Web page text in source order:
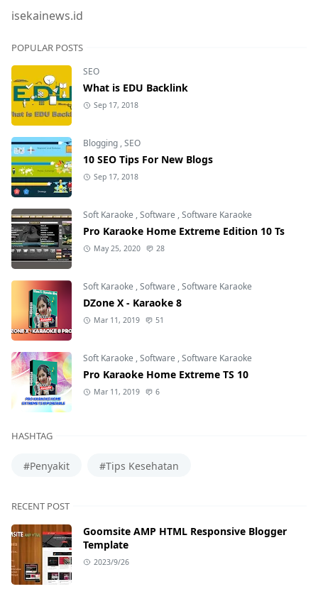
isekainews.id
POPULAR POSTS
SEO
What is EDU Backlink
Sep 17, 2018
Blogging ,SEO
10 SEO Tips For New Blogs
Sep 17, 2018
Soft Karaoke ,Software ,Software Karaoke
Pro Karaoke Home Extreme Edition 10 Ts
May 25, 2020 28
Soft Karaoke ,Software ,Software Karaoke
DZone X - Karaoke 8
Mar 11, 2019 51
Soft Karaoke ,Software ,Software Karaoke
Pro Karaoke Home Extreme TS 10
Mar 11, 2019 6
HASHTAG
#Penyakit #Tips Kesehatan
RECENT POST
Goomsite AMP HTML Responsive Blogger
Template
2023/9/26